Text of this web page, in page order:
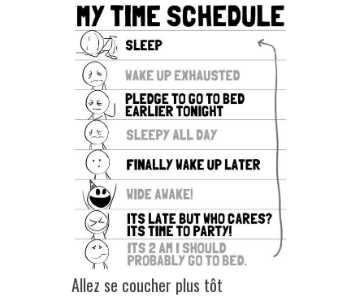
Allez se coucher plus tôt